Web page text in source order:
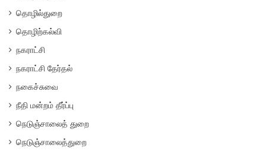
தொழில்துறை
தொழிற்கல்வி
நகராட்சி
நகராட்சி தேர்தல்
நகைச்சுவை
நீதி மன்றம் தீர்ப்பு
நெடுஞ்சாலைத் துறை
நெடுஞ்சாலைத்துறை